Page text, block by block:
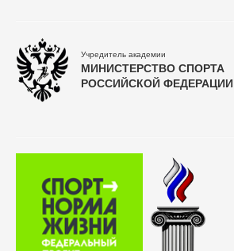
Учредитель академии
МИНИСТЕРСТВО СПОРТА
РОССИЙСКОЙ ФЕДЕРАЦИИ